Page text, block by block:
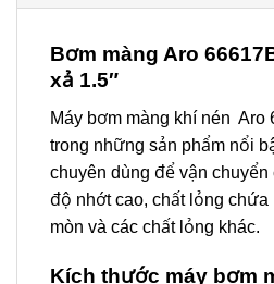
Bơm màng Aro
xả 1.5″
Máy bơm màng khí nén Aro
trong những sản phẩm nổi
chuyên dùng để vận
độ nhớt cao, chất lỏng chứa
mòn và các chất lỏng khác.
Kích thước máy bơm